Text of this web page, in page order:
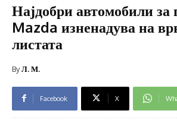
Најдобри автомобили за
Mazda изненадува на
листата
ByЛ. М.
Facebook X